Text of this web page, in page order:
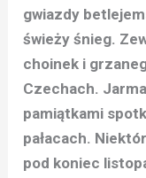
gwiazdy
świeży śnieg.
choinek i
Czechach.
pamiątkami
pałacach.
pod koniec